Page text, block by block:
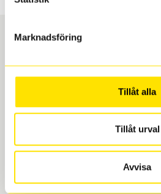
Marknadsföring
Tillåt alla
Tillåt urval
Avvisa
Boka och hämta hos
När du beställer dina nya däck
levereras de direkt till någon av
Göteborg. Välj mellan Hisingen
Mölndal. I beställningen anger
vi till att de uppfyller alla krav